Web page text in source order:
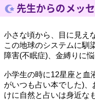
先生からのメッ